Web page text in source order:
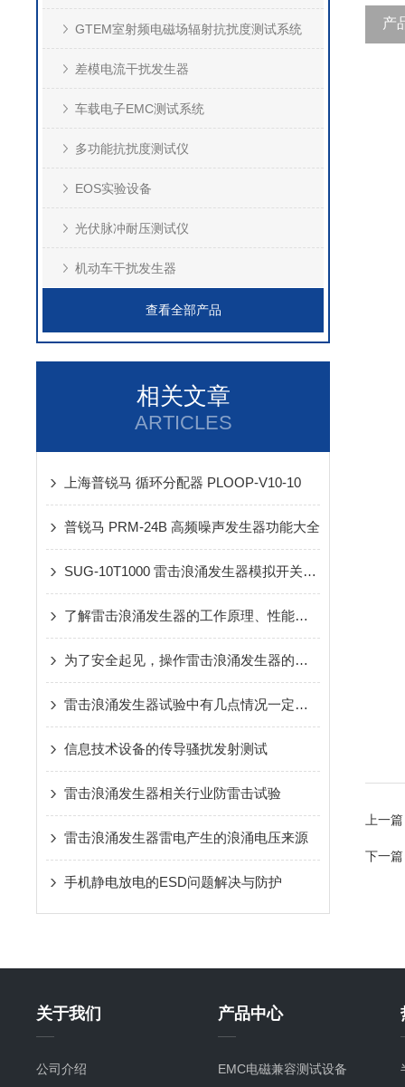
GTEM室射频电磁场辐射抗扰度测试系统
差模电流干扰发生器
车载电子EMC测试系统
多功能抗扰度测试仪
EOS实验设备
光伏脉冲耐压测试仪
机动车干扰发生器
查看全部产品
相关文章
ARTICLES
上海普锐马 循环分配器 PLOOP-V10-10
普锐马 PRM-24B 高频噪声发生器功能大全
SUG-10T1000 雷击浪涌发生器模拟开关切换和自然界雷击所产生的浪涌
了解雷击浪涌发生器的工作原理、性能参数及操作方法
为了安全起见，操作雷击浪涌发生器的时候这些地方要注意起来
雷击浪涌发生器试验中有几点情况一定要注意吖
信息技术设备的传导骚扰发射测试
雷击浪涌发生器相关行业防雷击试验
雷击浪涌发生器雷电产生的浪涌电压来源
手机静电放电的ESD问题解决与防护
产
上一
下一
关于我们
公司介绍
产品中心
EMC电磁兼容测试设备